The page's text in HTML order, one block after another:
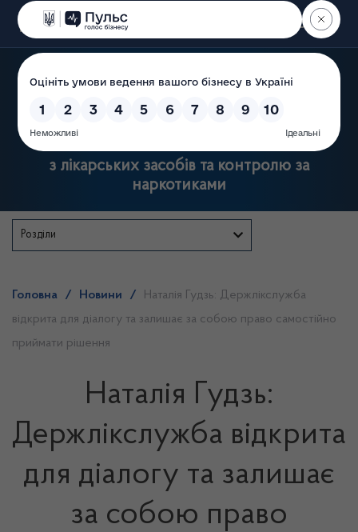
Пошук
Державна служба України
з лікарських засобів та контролю за
наркотиками
Розділи
Головна / Новини /
Наталія Гудзь: Держлікслужба
відкрита для діалогу та залишає за собою право самостійно
приймати рішення
Наталія Гудзь:
Держлікслужба відкрита
для діалогу та залишає
за собою право